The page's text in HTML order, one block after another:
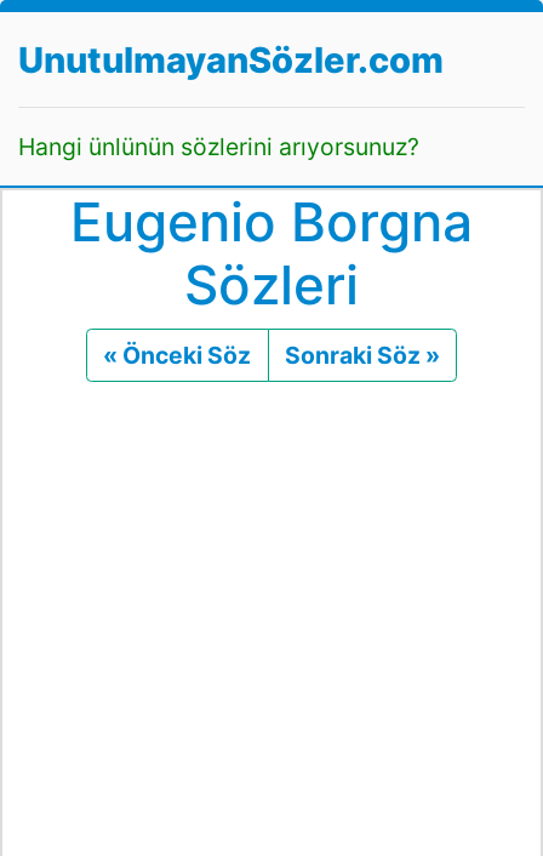
UnutulmayanSözler.com
Hangi ünlünün sözlerini arıyorsunuz?
Eugenio Borgna
Sözleri
« Önceki Söz Önceki
Sonraki Söz »